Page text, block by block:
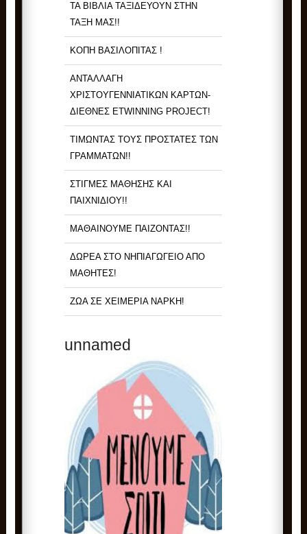
ΤΑ ΒΙΒΛΙΑ ΤΑΞΙΔΕΥΟΥΝ ΣΤΗΝ
ΤΑΞΗ ΜΑΣ!!
ΚΟΠΗ ΒΑΣΙΛΟΠΙΤΑΣ !
ΑΝΤΑΛΛΑΓΗ
ΧΡΙΣΤΟΥΓΕΝΝΙΑΤΙΚΩΝ ΚΑΡΤΩΝ-
ΔΙΕΘΝΕΣ ETWINNING PROJECT!
ΤΙΜΩΝΤΑΣ ΤΟΥΣ ΠΡΟΣΤΑΤΕΣ ΤΩΝ
ΓΡΑΜΜΑΤΩΝ!!
ΣΤΙΓΜΕΣ ΜΑΘΗΣΗΣ ΚΑΙ
ΠΑΙΧΝΙΔΙΟΥ!!
ΜΑΘΑΙΝΟΥΜΕ ΠΑΙΖΟΝΤΑΣ!!
ΔΩΡΕΑ ΣΤΟ ΝΗΠΙΑΓΩΓΕΙΟ ΑΠΟ
ΜΑΘΗΤΕΣ!
ΖΩΑ ΣΕ ΧΕΙΜΕΡΙΑ ΝΑΡΚΗ!
unnamed